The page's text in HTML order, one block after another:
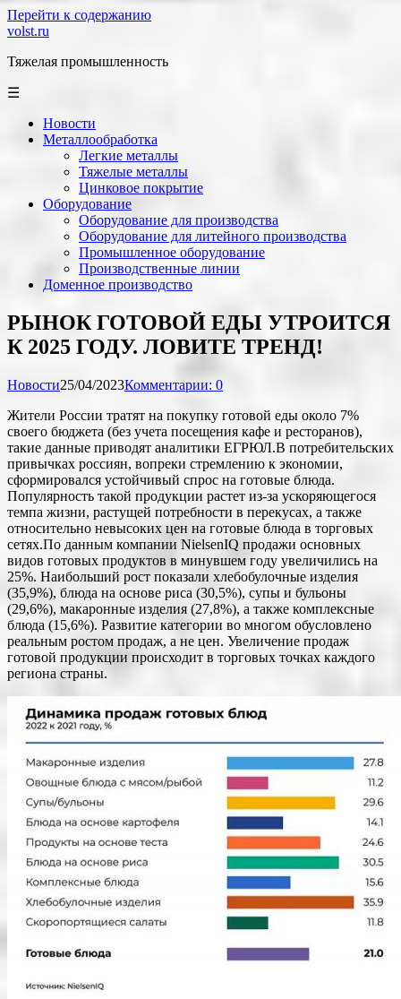
Перейти к содержанию
volst.ru
Тяжелая промышленность
☰
Новости
Металлообработка
Легкие металлы
Тяжелые металлы
Цинковое покрытие
Оборудование
Оборудование для производства
Оборудование для литейного производства
Промышленное оборудование
Производственные линии
Доменное производство
РЫНОК ГОТОВОЙ ЕДЫ УТРОИТСЯ
К 2025 ГОДУ. ЛОВИТЕ ТРЕНД!
Новости25/04/2023Комментарии: 0
Жители России тратят на покупку готовой еды около 7%
своего бюджета (без учета посещения кафе и ресторанов),
такие данные приводят аналитики ЕГРЮЛ.В потребительских
привычках россиян, вопреки стремлению к экономии,
сформировался устойчивый спрос на готовые блюда.
Популярность такой продукции растет из-за ускоряющегося
темпа жизни, растущей потребности в перекусах, а также
относительно невысоких цен на готовые блюда в торговых
сетях.По данным компании NielsenIQ продажи основных
видов готовых продуктов в минувшем году увеличились на
25%. Наибольший рост показали хлебобулочные изделия
(35,9%), блюда на основе риса (30,5%), супы и бульоны
(29,6%), макаронные изделия (27,8%), а также комплексные
блюда (15,6%). Развитие категории во многом обусловлено
реальным ростом продаж, а не цен. Увеличение продаж
готовой продукции происходит в торговых точках каждого
региона страны.